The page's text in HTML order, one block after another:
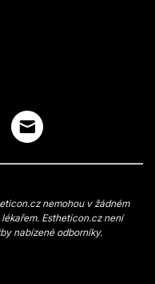
nemohou v žádném
Estheticon.cz není
nabízené odborníky.